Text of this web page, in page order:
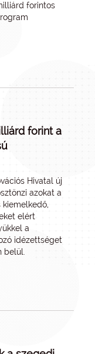
forintos
forint a
Hivatal új
azokat a
kiemelkedő,
elért
a
idézettséget
belül.